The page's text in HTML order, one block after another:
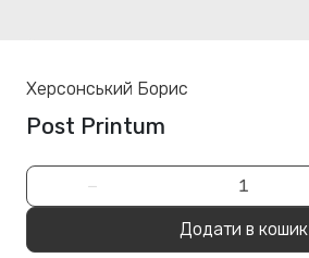
Херсонський Борис
Post Printum
−
Додати в кошик